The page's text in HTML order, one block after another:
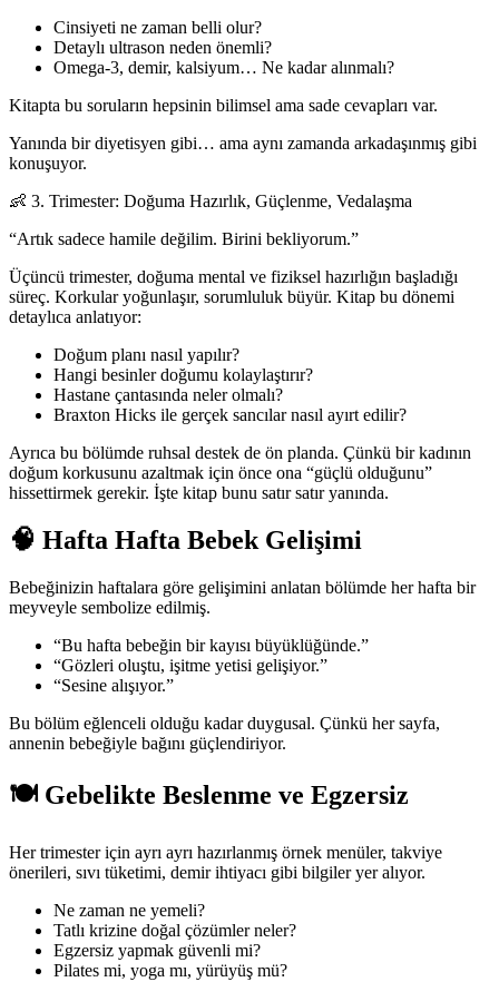
Cinsiyeti ne zaman belli olur?
Detaylı ultrason neden önemli?
Omega-3, demir, kalsiyum… Ne kadar alınmalı?
Kitapta bu soruların hepsinin bilimsel ama sade cevapları var.
Yanında bir diyetisyen gibi… ama aynı zamanda arkadaşınmış gibi
konuşuyor.
👶 3. Trimester: Doğuma Hazırlık, Güçlenme, Vedalaşma
“Artık sadece hamile değilim. Birini bekliyorum.”
Üçüncü trimester, doğuma mental ve fiziksel hazırlığın başladığı
süreç. Korkular yoğunlaşır, sorumluluk büyür. Kitap bu dönemi
detaylıca anlatıyor:
Doğum planı nasıl yapılır?
Hangi besinler doğumu kolaylaştırır?
Hastane çantasında neler olmalı?
Braxton Hicks ile gerçek sancılar nasıl ayırt edilir?
Ayrıca bu bölümde ruhsal destek de ön planda. Çünkü bir kadının
doğum korkusunu azaltmak için önce ona “güçlü olduğunu”
hissettirmek gerekir. İşte kitap bunu satır satır yanında.
🧠 Hafta Hafta Bebek Gelişimi
Bebeğinizin haftalara göre gelişimini anlatan bölümde her hafta bir
meyveyle sembolize edilmiş.
“Bu hafta bebeğin bir kayısı büyüklüğünde.”
“Gözleri oluştu, işitme yetisi gelişiyor.”
“Sesine alışıyor.”
Bu bölüm eğlenceli olduğu kadar duygusal. Çünkü her sayfa,
annenin bebeğiyle bağını güçlendiriyor.
🍽️ Gebelikte Beslenme ve Egzersiz
Her trimester için ayrı ayrı hazırlanmış örnek menüler, takviye
önerileri, sıvı tüketimi, demir ihtiyacı gibi bilgiler yer alıyor.
Ne zaman ne yemeli?
Tatlı krizine doğal çözümler neler?
Egzersiz yapmak güvenli mi?
Pilates mi, yoga mı, yürüyüş mü?